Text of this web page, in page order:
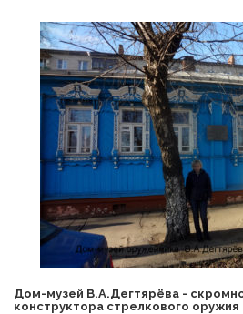
Дом-музей В.А.Дегтярёва -
конструктора стрелкового оружия